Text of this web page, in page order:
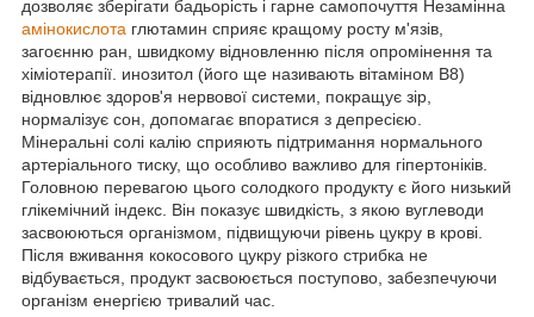
дозволяє зберігати бадьорість і гарне самопочуття Незамінна
амінокислота глютамин сприяє кращому росту м'язів,
загоєнню ран, швидкому відновленню після опромінення та
хіміотерапії. инозитол (його ще називають вітаміном В8)
відновлює здоров'я нервової системи, покращує зір,
нормалізує сон, допомагає впоратися з депресією.
Мінеральні солі калію сприяють підтримання нормального
артеріального тиску, що особливо важливо для гіпертоніків.
Головною перевагою цього солодкого продукту є його низький
глікемічний індекс. Він показує швидкість, з якою вуглеводи
засвоюються організмом, підвищуючи рівень цукру в крові.
Після вживання кокосового цукру різкого стрибка не
відбувається, продукт засвоюється поступово, забезпечуючи
організм енергією тривалий час.